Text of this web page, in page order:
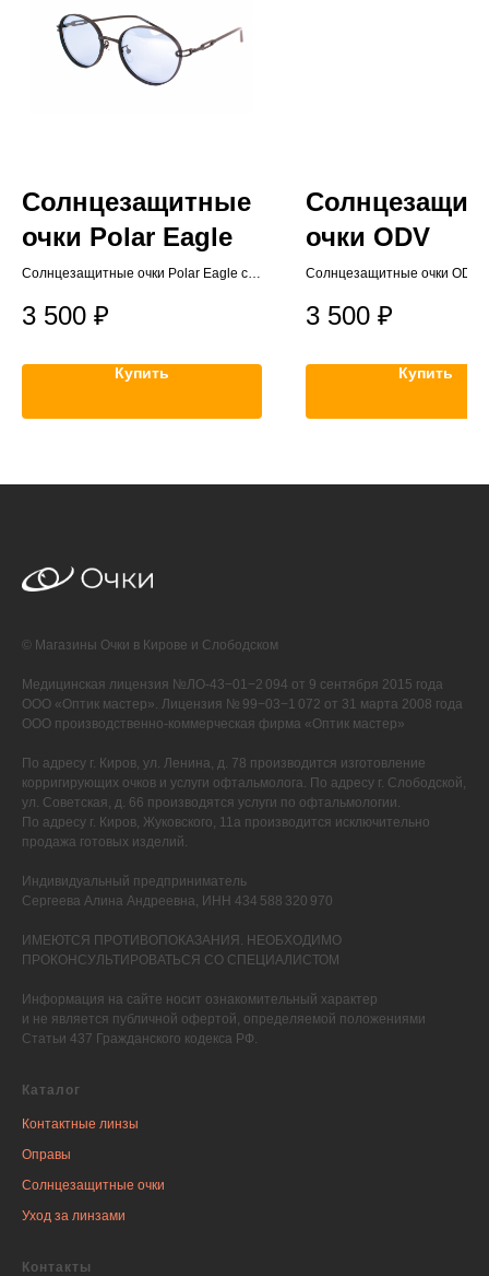
Солнцезащитные
очки Polar Eagle
Солнцезащитные очки Polar Eagle с
3 500 ₽
Купить
очки ODV
Солнцезащитные очки ODV
3 500 ₽
Купить
© Магазины Очки в Кирове и Слободском
Медицинская лицензия №ЛО-43−01−2 094 от 9 сентября 2015 года
ООО «Оптик мастер». Лицензия № 99−03−1 072 от 31 марта 2008 года
ООО производственно-коммерческая фирма «Оптик мастер»
По адресу г. Киров, ул. Ленина, д. 78 производится изготовление
корригирующих очков и услуги офтальмолога. По адресу г. Слободской,
ул. Советская, д. 66 производятся услуги по офтальмологии.
По адресу г. Киров, Жуковского, 11а производится исключительно
продажа готовых изделий.
Индивидуальный предприниматель
Сергеева Алина Андреевна, ИНН 434 588 320 970
ИМЕЮТСЯ ПРОТИВОПОКАЗАНИЯ. НЕОБХОДИМО
ПРОКОНСУЛЬТИРОВАТЬСЯ СО СПЕЦИАЛИСТОМ
Информация на сайте носит ознакомительный характер
и не является публичной офертой, определяемой положениями
Статьи 437 Гражданского кодекса РФ.
Каталог
Контактные линзы
Оправы
Солнцезащитные очки
Уход за линзами
Контакты